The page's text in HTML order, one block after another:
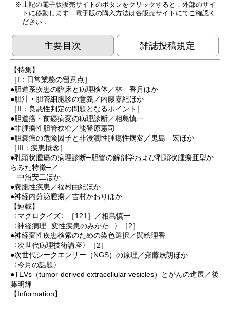
上記の電子版販売サイトのボタンをクリックすると，外部のサイ
トに移動します．電子版の購入方法は各販売サイトにてご確認く
ださい．
主要目次 雑誌投稿規定
【特集】
［I：日常業務の留意点］
●胆道系疾患の臨床と病理検体／林 香月ほか
●胆汁・胆管細胞診の意義／内藤嘉紀ほか
［II：良悪性判定の問題となるポイント］
●胆道癌・前癌病変の病理診断／相島慎一
●非腫瘍性胆管狭窄／能登原憲司
●胆嚢癌の危険因子と非浸潤性腫瘍性病変／鬼島 宏ほか
［III：疾患概念］
●乳頭状腫瘍の病理診断─胆管の解剖学および乳頭状腫瘍亜型か
らみた特徴─／
中沼安二ほか
●嚢胞性疾患／福村由紀ほか
●神経内分泌腫瘍／吉村かおりほか
【連載】
〈マクロクイズ〉［121］／相島慎一
〈神経病理─変性疾患のみかた─〉［2］
●神経変性疾患検索のための染色選択／関絵理香
〈次世代病理技術講座〉［2］
●次世代シークエンサー（NGS）の原理／齋藤辰朗ほか
〈今月の話題〉
●TEVs（tumor-derived extracellular vesicles）とがんの進展／後
藤明輝
【Information】